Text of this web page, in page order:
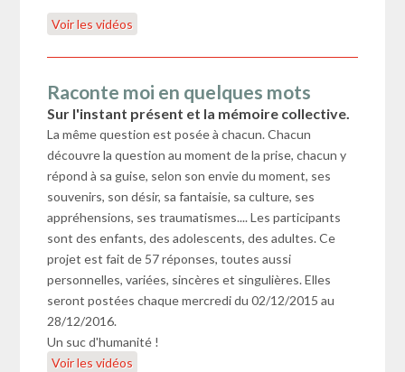
Voir les vidéos
Raconte moi en quelques mots
Sur l'instant présent et la mémoire collective.
La même question est posée à chacun. Chacun
découvre la question au moment de la prise, chacun y
répond à sa guise, selon son envie du moment, ses
souvenirs, son désir, sa fantaisie, sa culture, ses
appréhensions, ses traumatismes.... Les participants
sont des enfants, des adolescents, des adultes. Ce
projet est fait de 57 réponses, toutes aussi
personnelles, variées, sincères et singulières. Elles
seront postées chaque mercredi du 02/12/2015 au
28/12/2016.
Un suc d'humanité !
Voir les vidéos